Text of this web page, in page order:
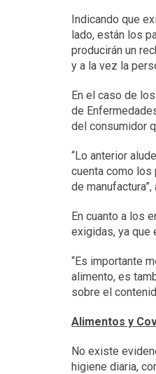
Indicando que
lado, están los
producirán un
y a la vez la
En el caso de
de
del consumidor
“Lo anterior
cuenta como
de
En cuanto a los
exigidas, ya que
“Es importante
alimento, es
sobre el
Alimentos y
No existe
higiene diaria,